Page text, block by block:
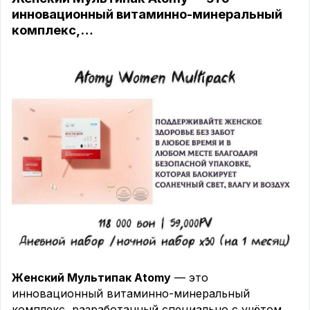
инновационный витаминно-минеральный
комплекс,…
Женский Мультипак Atomy — это
инновационный витаминно-минеральный